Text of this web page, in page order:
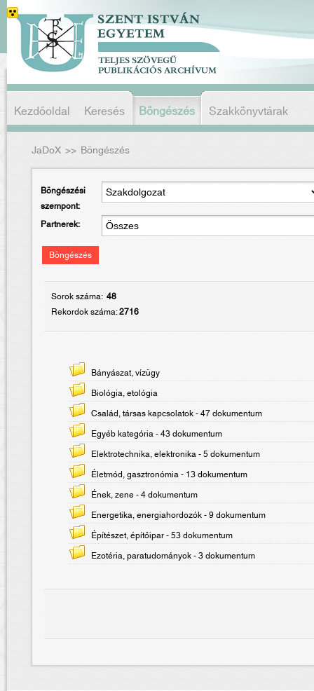
Kezdőoldal Keresés Böngészés Szakkönyvtárak
JaDoX>> Böngészés
Böngészési
szempont:
Partnerek:
Böngészés
Sorok száma: 48
Rekordok száma:2716
Bányászat, vízügy
Biológia, etológia
Család, társas kapcsolatok- 47 dokumentum
Egyéb kategória- 43 dokumentum
Elektrotechnika, elektronika- 5 dokumentum
Életmód, gasztronómia- 13 dokumentum
Ének, zene- 4 dokumentum
Energetika, energiahordozók- 9 dokumentum
Építészet, építőipar- 53 dokumentum
Ezotéria, paratudományok- 3 dokumentum